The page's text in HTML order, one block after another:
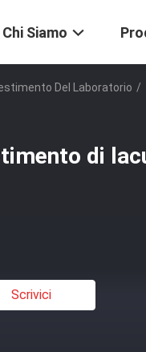
Chi Siamo
Del Laboratorio /
di
Scrivici